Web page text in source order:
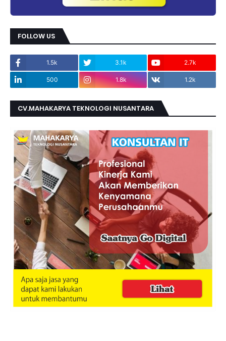
FOLLOW US
1.5k 3.1k 2.7k
500 1.8k 1.2k
CV.MAHAKARYA TEKNOLOGI NUSANTARA